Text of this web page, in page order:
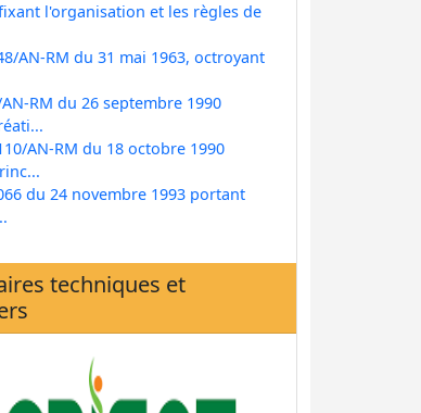
l'organisation et les règles de
AN-RM du 31 mai 1963, octroyant
RM du 26 septembre 1990
AN-RM du 18 octobre 1990
du 24 novembre 1993 portant
techniques et